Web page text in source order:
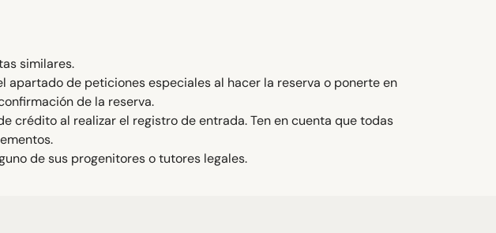
similares.
apartado de peticiones especiales al hacer la reserva o ponerte en
de la reserva.
crédito al realizar el registro de entrada. Ten en cuenta que todas
de sus progenitores o tutores legales.